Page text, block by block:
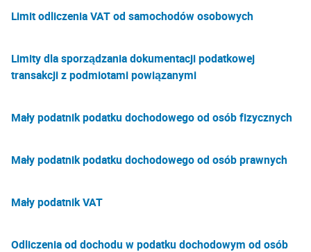
Limit odliczenia VAT od samochodów osobowych
Limity dla sporządzania dokumentacji podatkowej
transakcji z podmiotami powiązanymi
Mały podatnik podatku dochodowego od osób fizycznych
Mały podatnik podatku dochodowego od osób prawnych
Mały podatnik VAT
Odliczenia od dochodu w podatku dochodowym od osób